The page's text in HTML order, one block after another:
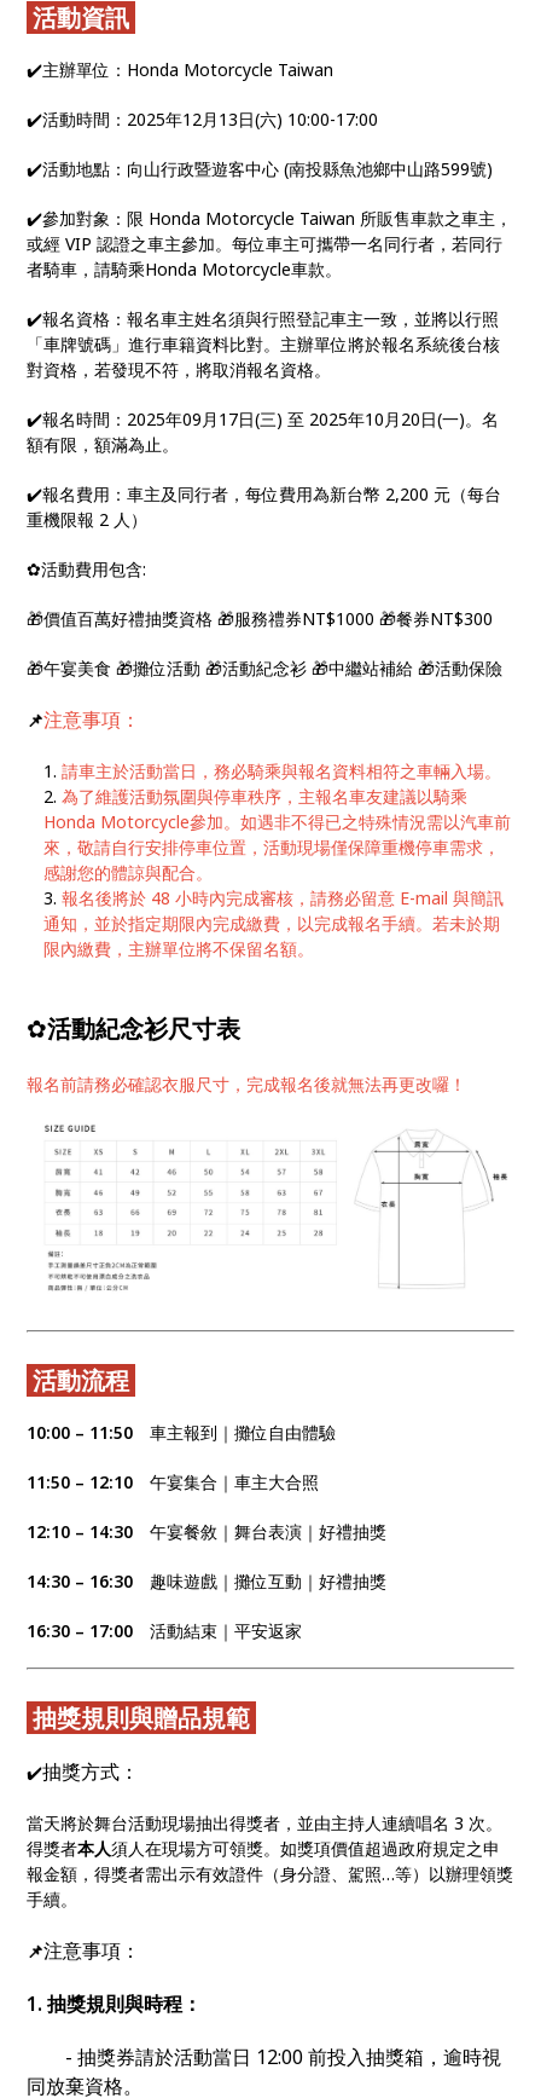
最難忘的回憶！
活動資訊
✔️主辦單位：Honda Motorcycle Taiwan
✔️活動時間：2025年12月13日(六) 10:00-17:00
✔️活動地點：向山行政暨遊客中心 (南投縣魚池鄉中山路599號)
✔️參加對象：限 Honda Motorcycle Taiwan 所販售車款之車主，
或經 VIP 認證之車主參加。每位車主可攜帶一名同行者，若同行
者騎車，請騎乘Honda Motorcycle車款。
✔️報名資格：報名車主姓名須與行照登記車主一致，並將以行照
「車牌號碼」進行車籍資料比對。主辦單位將於報名系統後台核
對資格，若發現不符，將取消報名資格。
✔️報名時間：2025年09月17日(三) 至 2025年10月20日(一)。名
額有限，額滿為止。
✔️報名費用：車主及同行者，每位費用為新台幣 2,200 元（每台
重機限報 2 人）
✿活動費用包含:
🎁價值百萬好禮抽獎資格 🎁服務禮券NT$1000 🎁餐券NT$300
🎁午宴美食 🎁攤位活動 🎁活動紀念衫 🎁中繼站補給 🎁活動保險
📌注意事項：
請車主於活動當日，務必騎乘與報名資料相符之車輛入場。
為了維護活動氛圍與停車秩序，主報名車友建議以騎乘
Honda Motorcycle參加。如遇非不得已之特殊情況需以汽車前
來，敬請自行安排停車位置，活動現場僅保障重機停車需求，
感謝您的體諒與配合。
報名後將於 48 小時內完成審核，請務必留意 E-mail 與簡訊
通知，並於指定期限內完成繳費，以完成報名手續。若未於期
限內繳費，主辦單位將不保留名額。
✿活動紀念衫尺寸表
報名前請務必確認衣服尺寸，完成報名後就無法再更改囉！
活動流程
10:00 – 11:50 車主報到｜攤位自由體驗
11:50 – 12:10 午宴集合｜車主大合照
12:10 – 14:30 午宴餐敘｜舞台表演｜好禮抽獎
14:30 – 16:30 趣味遊戲｜攤位互動｜好禮抽獎
16:30 – 17:00 活動結束｜平安返家
抽獎規則與贈品規範
✔️抽獎方式：
當天將於舞台活動現場抽出得獎者，並由主持人連續唱名 3 次。
得獎者本人須人在現場方可領獎。如獎項價值超過政府規定之申
報金額，得獎者需出示有效證件（身分證、駕照…等）以辦理領獎
手續。
📌注意事項：
1. 抽獎規則與時程：
- 抽獎券請於活動當日 12:00 前投入抽獎箱，逾時視
同放棄資格。